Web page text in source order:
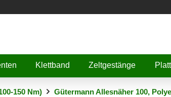
Klettband Zeltgestänge
150 Nm) Gütermann Allesnäher 100,